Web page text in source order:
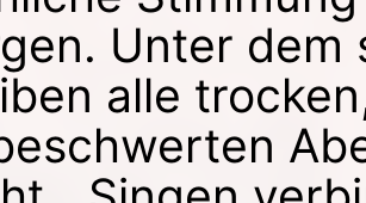
Unter dem
alle